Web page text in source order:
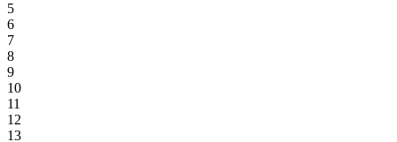
5
6
7
8
9
10
11
12
13